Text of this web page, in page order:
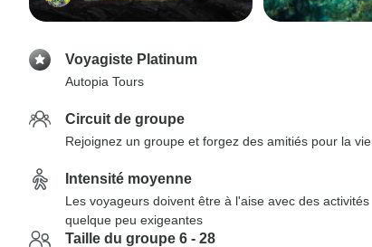
Voyagiste Platinum
Autopia Tours
Circuit de groupe
Rejoignez un groupe et forgez des amitiés pour la vie
Intensité moyenne
Les voyageurs doivent être à l'aise avec des activités
quelque peu exigeantes
Taille du groupe 6 - 28